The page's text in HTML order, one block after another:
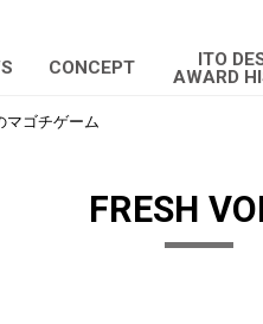
CONCEPT
ITO
AWARD
マゴチゲーム
FRESH